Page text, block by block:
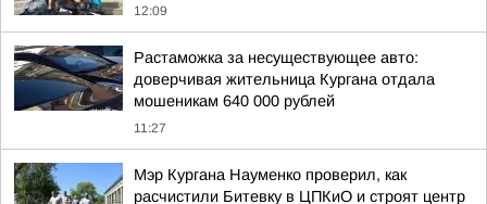
12:09
Растаможка за несуществующее авто:
доверчивая жительница Кургана отдала
мошеникам 640 000 рублей
11:27
Мэр Кургана Науменко проверил, как
расчистили Битевку в ЦПКиО и строят центр